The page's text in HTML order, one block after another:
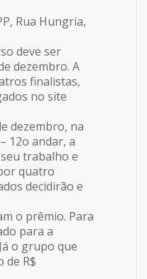
Rua Hungria,
deve ser
dezembro. A
finalistas,
no site
dezembro, na
12o andar, a
trabalho e
quatro
decidirão e
o prêmio. Para
para a
o grupo que
de R$